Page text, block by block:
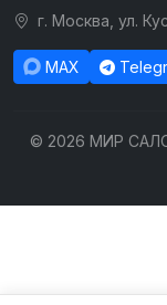
г. Москва, ул.
MAX
© 2026 МИР